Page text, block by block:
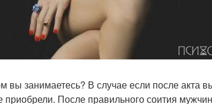
вы занимаетесь? В случае если после акта
После правильного соития